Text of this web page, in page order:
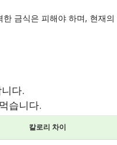
금식은 피해야 하며, 현재의
다.
습니다.
칼로리 차이